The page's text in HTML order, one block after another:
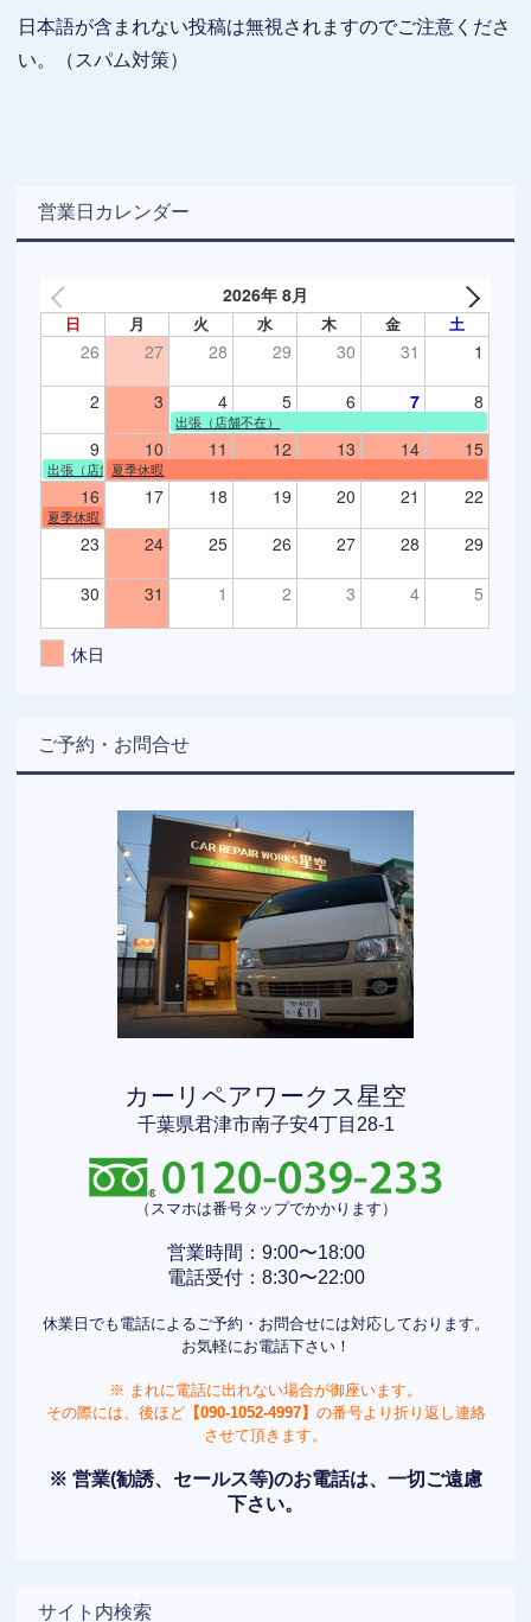
日本語が含まれない投稿は無視されますのでご注意くださ
い。（スパム対策）
営業日カレンダー
2026年 8月
日 月 火 水 木 金 土
26 27 28 29 30 31 1
2 3 4 5 6 7 8
出張（店舗不在）
9 10 11 12 13 14 15
出張（店舗不在）
夏季休暇
16 17 18 19 20 21 22
夏季休暇
23 24 25 26 27 28 29
30 31 1 2 3 4 5
休日
ご予約・お問合せ
カーリペアワークス星空
千葉県君津市南子安4丁目28-1
（スマホは番号タップでかかります）
営業時間：9:00〜18:00
電話受付：8:30〜22:00
休業日でも電話によるご予約・お問合せには対応しております。
お気軽にお電話下さい！
※ まれに電話に出れない場合が御座います。
その際には、後ほど【090-1052-4997】 の番号より折り返し連絡
させて頂きます。
※ 営業(勧誘、セールス等)のお電話は、一切ご遠慮
下さい。
サイト内検索